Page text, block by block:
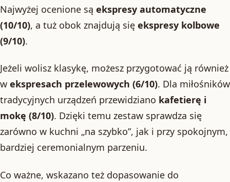
Najwyżej ocenione są ekspresy automatyczne
(10/10), a tuż obok znajdują się ekspresy kolbowe
(9/10).
Jeżeli wolisz klasykę, możesz przygotować ją również
w ekspresach przelewowych (6/10). Dla miłośników
tradycyjnych urządzeń przewidziano kafetierę i
mokę (8/10). Dzięki temu zestaw sprawdza się
zarówno w kuchni „na szybko”, jak i przy spokojnym,
bardziej ceremonialnym parzeniu.
Co ważne, wskazano też dopasowanie do